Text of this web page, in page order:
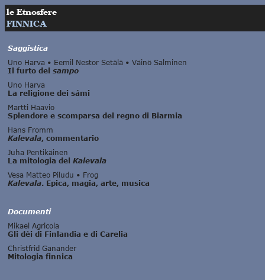
le Etnosfere
FINNICA
Saggistica
Uno Harva • Eemil Nestor Setälä • Väinö Salminen
Il furto del
sampo
Uno Harva
La religione dei sámi
Martti Haavio
Splendore e scomparsa del regno di Biarmia
Hans Fromm
Kalevala, commentario
Juha Pentikäinen
La mitologia del Kalevala
Vesa Matteo Piludu • Frog
Kalevala. Epica, magia, arte, musica
Documenti
Mikael Agricola
Gli dèi di Finlandia e di Carelia
Christfrid Ganander
Mitologia finnica